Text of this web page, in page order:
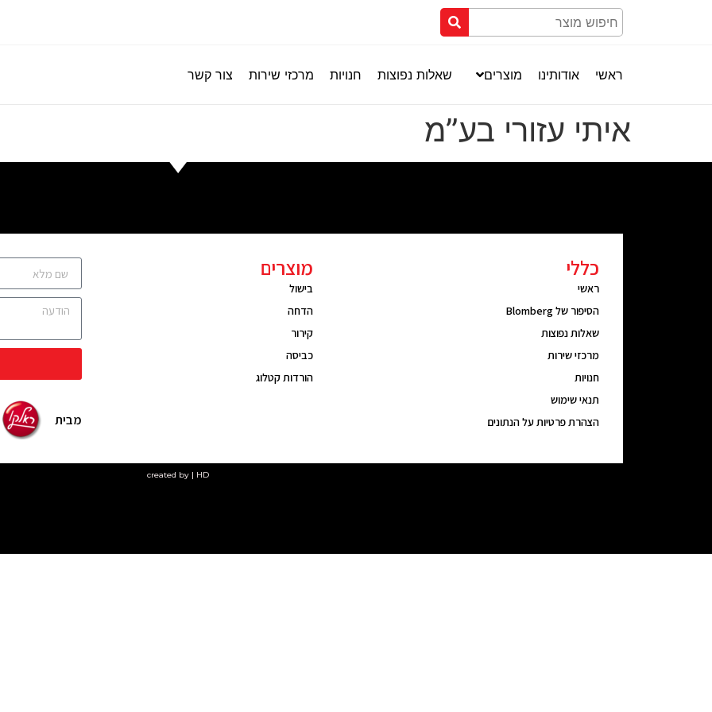
ראשי אודותינו מוצרים שאלות נפוצות חנויות מרכזי שירות צור קשר
איתי עזורי בע”מ
כללי
ראשי
הסיפור של Blomberg
שאלות נפוצות
מרכזי שירות
חנויות
תנאי שימוש
הצהרת פרטיות על הנתונים
מוצרים
בישול
הדחה
קירור
כביסה
הורדות קטלוג
מבית
created by | HD